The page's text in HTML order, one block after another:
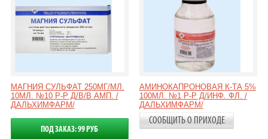
МАГНИЯ СУЛЬФАТ 250МГ/МЛ.
10МЛ. №10 Р-Р Д/В/В АМП. /
ДАЛЬХИМФАРМ/
ПОД ЗАКАЗ: 99 РУБ
АМИНОКАПРОНОВАЯ К-ТА 5%
100МЛ. №1 Р-Р Д/ИНФ. ФЛ. /
ДАЛЬХИМФАРМ/
СООБЩИТЬ О ПРИХОДЕ